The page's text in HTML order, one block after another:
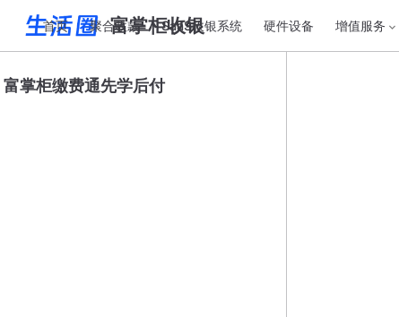
富掌柜收银
首页 聚合收款 SaaS收银系统 硬件设备 增值服务
富掌柜缴费通先学后付